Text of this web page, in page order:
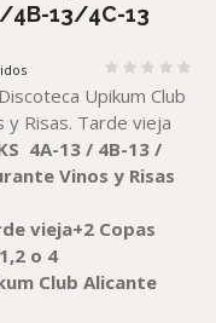
4B-13/4C-13
Upikum Club
y Risas. Tarde vieja
4A-13 / 4B-13 /
Vinos y Risas
vieja+2 Copas
1,2 o 4
Club Alicante